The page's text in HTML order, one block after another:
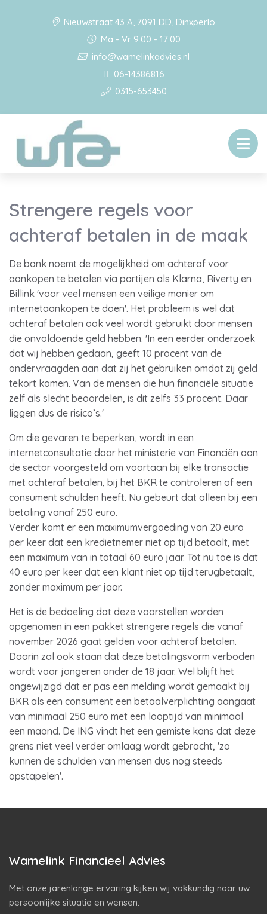
Nieuwstraat 43 A, 7091 DD, Dinxperlo
Ma - Vr 9:00 - 17:00
info@wamelinkadvies.nl
06-14386816
0315-653450
Strengere regels voor
achteraf betalen in de maak
De bank noemt de mogelijkheid om achteraf voor
aankopen te betalen via partijen als Klarna, Riverty en
Billink 'voor veel mensen een veilige manier om
internetaankopen te doen'. Het probleem is wel dat
achteraf betalen ook veel wordt gebruikt door mensen
die onvoldoende geld hebben. 'In een eerder onderzoek
dat wij hebben gedaan, geeft 10 procent van de
ondervraagden aan dat zij het gebruiken omdat zij geld
tekort komen. Van de mensen die hun financiële situatie
zelf als slecht beoordelen, is dit zelfs 33 procent. Daar
liggen dus de risico’s.'
Om die gevaren te beperken, wordt in een
internetconsultatie door het ministerie van Financiën aan
de sector voorgesteld om voortaan bij elke transactie
met achteraf betalen, bij het BKR te controleren of een
consument schulden heeft. Nu gebeurt dat alleen bij een
betaling vanaf 250 euro.
Verder komt er een maximumvergoeding van 20 euro
per keer dat een kredietnemer niet op tijd betaalt, met
een maximum van in totaal 60 euro jaar. Tot nu toe is dat
40 euro per keer dat een klant niet op tijd terugbetaalt,
zonder maximum per jaar.
Het is de bedoeling dat deze voorstellen worden
opgenomen in een pakket strengere regels die vanaf
november 2026 gaat gelden voor achteraf betalen.
Daarin zal ook staan dat deze betalingsvorm verboden
wordt voor jongeren onder de 18 jaar. Wel blijft het
ongewijzigd dat er pas een melding wordt gemaakt bij
BKR als een consument een betaalverplichting aangaat
van minimaal 250 euro met een looptijd van minimaal
een maand. De ING vindt het een gemiste kans dat deze
grens niet veel verder omlaag wordt gebracht, 'zo
kunnen de schulden van mensen dus nog steeds
opstapelen'.
Wamelink Financieel Advies
Met onze jarenlange ervaring kijken wij vakkundig naar uw
persoonlijke situatie en wensen.